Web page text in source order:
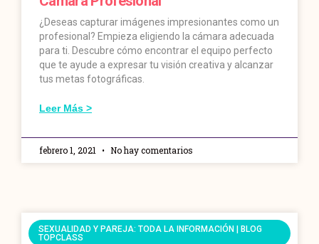
¿Deseas capturar imágenes impresionantes como un
profesional? Empieza eligiendo la cámara adecuada
para ti. Descubre cómo encontrar el equipo perfecto
que te ayude a expresar tu visión creativa y alcanzar
tus metas fotográficas.
Leer Más >
febrero 1, 2021 No hay comentarios
SEXUALIDAD Y PAREJA: TODA LA INFORMACIÓN | BLOG
TOPCLASS